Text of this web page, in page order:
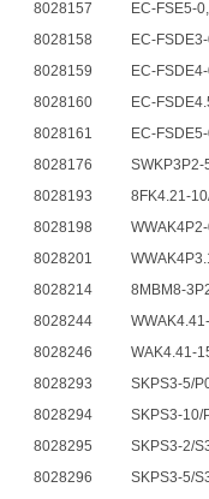
8028157
EC-FSE5-
8028158
EC-
8028159
EC-
8028160
EC-
8028161
EC-
8028176
SWKP3P2-
8028193
8FK4.21-
8028198
8028201
8028214
8MBM8-
8028244
8028246
WAK4.41-
8028293
SKPS3-5/
8028294
SKPS3-10/
8028295
SKPS3-2/
8028296
SKPS3-5/